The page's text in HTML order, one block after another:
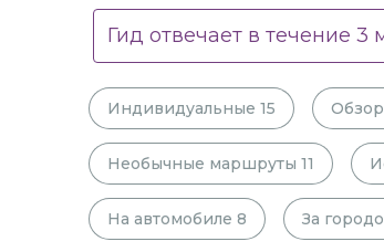
Гид отвечает в течение 3
Индивидуальные 15
Необычные маршруты 11
На автомобиле 8 За